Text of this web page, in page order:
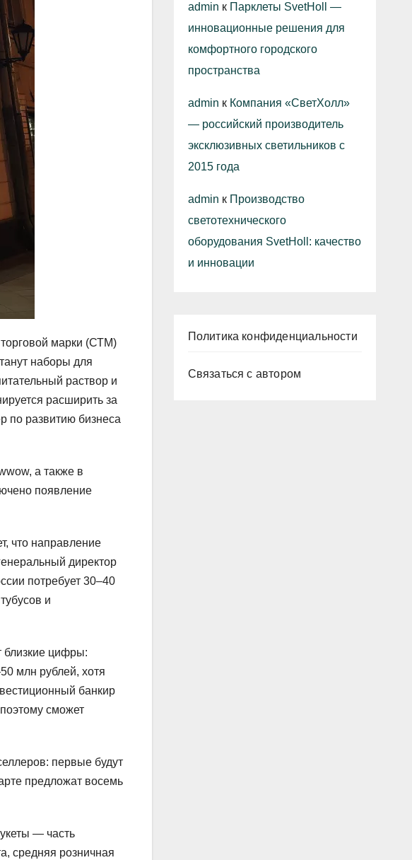
марки (СТМ)
наборы для
раствор и
расширить за
по развитию бизнеса
а также в
появление
что направление
директор
потребует 30–40
и
близкие цифры:
млн рублей, хотя
банкир
сможет
первые будут
предложат восемь
— часть
средняя розничная
admin к Парклеты SvetHoll —
инновационные решения для
комфортного городского
пространства
admin к Компания «СветХолл»
— российский производитель
эксклюзивных светильников с
2015 года
admin к Производство
светотехнического
оборудования SvetHoll: качество
и инновации
Политика конфиденциальности
Связаться с автором